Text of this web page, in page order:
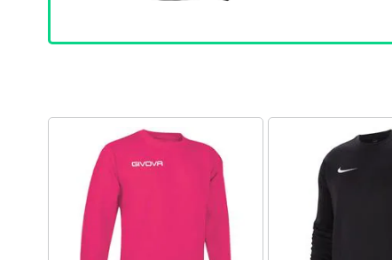
Brico e Giardinaggio
Salute e igiene
Beauty